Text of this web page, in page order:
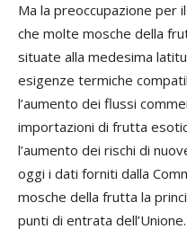
Ma la preoccupazione per
che molte mosche della
situate alla medesima
esigenze termiche
l’aumento dei flussi
importazioni di frutta
l’aumento dei rischi di
oggi i dati forniti dalla
mosche della frutta la
punti di entrata